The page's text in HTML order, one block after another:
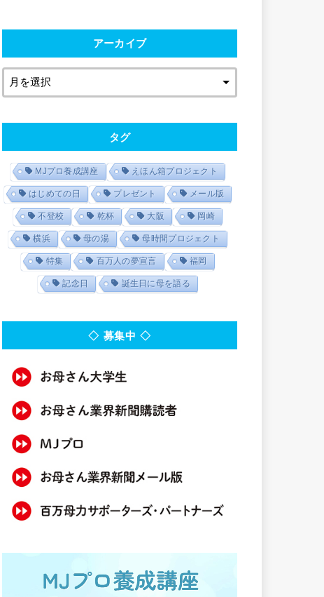
アーカイブ
タグ
MJプロ養成講座 えほん箱プロジェクト
はじめての日 プレゼント メール版
不登校 乾杯 大阪 岡崎
横浜 母の湯 母時間プロジェクト
特集 百万人の夢宣言 福岡
記念日 誕生日に母を語る
◇ 募集中 ◇